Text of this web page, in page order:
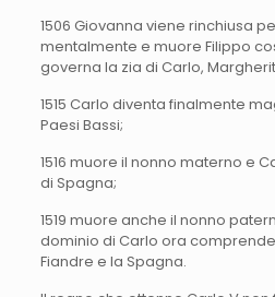
1506 Giovanna viene rinchiusa
mentalmente e muore Filippo
governa la zia di Carlo,
1515 Carlo diventa finalmente
Paesi Bassi;
1516 muore il nonno materno e
di Spagna;
1519 muore anche il nonno
dominio di Carlo ora comprende
Fiandre e la Spagna.